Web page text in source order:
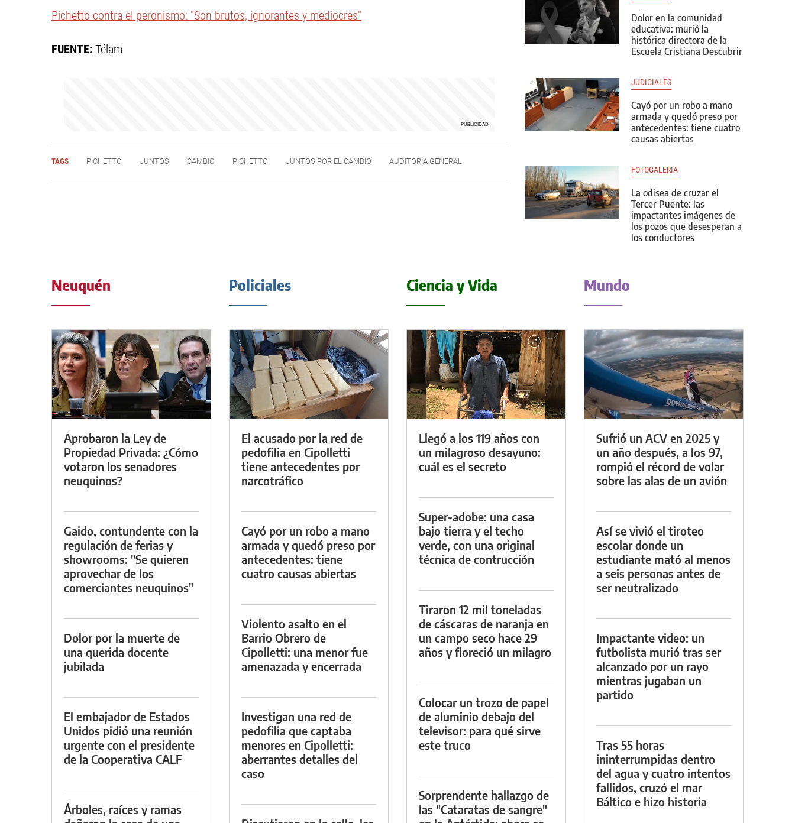
Pichetto contra el peronismo: "Son brutos, ignorantes y mediocres"
FUENTE: Télam
TAGS PICHETTO JUNTOS CAMBIO PICHETTO JUNTOS POR EL CAMBIO AUDITORÍA GENERAL
Dolor en la comunidad
educativa: murió la
histórica directora de la
Escuela Cristiana Descubrir
JUDICIALES
Cayó por un robo a mano
armada y quedó preso por
antecedentes: tiene cuatro
causas abiertas
FOTOGALERÍA
La odisea de cruzar el
Tercer Puente: las
impactantes imágenes de
los pozos que desesperan a
los conductores
Neuquén
Aprobaron la Ley de
Propiedad Privada: ¿Cómo
votaron los senadores
neuquinos?
Gaido, contundente con la
regulación de ferias y
showrooms: "Se quieren
aprovechar de los
comerciantes neuquinos"
Dolor por la muerte de
una querida docente
jubilada
El embajador de Estados
Unidos pidió una reunión
urgente con el presidente
de la Cooperativa CALF
Árboles, raíces y ramas
Policiales
El acusado por la red de
pedofilia en Cipolletti
tiene antecedentes por
narcotráfico
Cayó por un robo a mano
armada y quedó preso por
antecedentes: tiene
cuatro causas abiertas
Violento asalto en el
Barrio Obrero de
Cipolletti: una menor fue
amenazada y encerrada
Investigan una red de
pedofilia que captaba
menores en Cipolletti:
aberrantes detalles del
caso
Ciencia y Vida
Llegó a los 119 años con
un milagroso desayuno:
cuál es el secreto
Super-adobe: una casa
bajo tierra y el techo
verde, con una original
técnica de contrucción
Tiraron 12 mil toneladas
de cáscaras de naranja en
un campo seco hace 29
años y floreció un milagro
Colocar un trozo de papel
de aluminio debajo del
televisor: para qué sirve
este truco
Sorprendente hallazgo de
las "Cataratas de sangre"
Mundo
Sufrió un ACV en 2025 y
un año después, a los 97,
rompió el récord de volar
sobre las alas de un avión
Así se vivió el tiroteo
escolar donde un
estudiante mató al menos
a seis personas antes de
ser neutralizado
Impactante video: un
futbolista murió tras ser
alcanzado por un rayo
mientras jugaban un
partido
Tras 55 horas
ininterrumpidas dentro
del agua y cuatro intentos
fallidos, cruzó el mar
Báltico e hizo historia